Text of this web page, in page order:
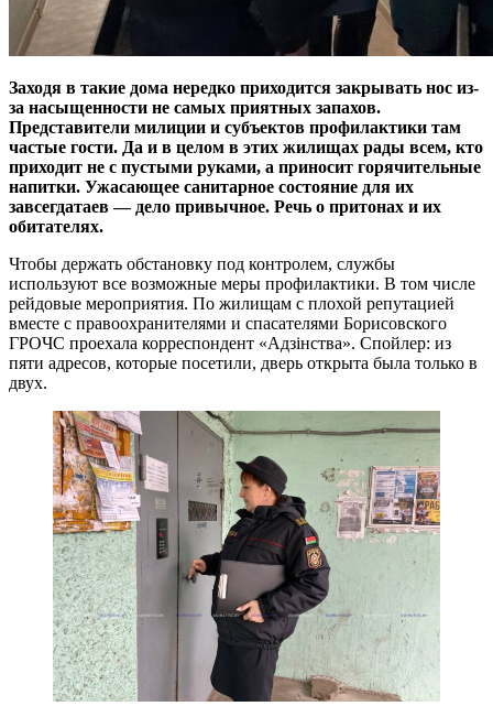
Заходя в такие дома нередко приходится закрывать нос из-
за насыщенности не самых приятных запахов.
Представители милиции и субъектов профилактики там
частые гости. Да и в целом в этих жилищах рады всем, кто
приходит не с пустыми руками, а приносит горячительные
напитки. Ужасающее санитарное состояние для их
завсегдатаев — дело привычное. Речь о притонах и их
обитателях.
Чтобы держать обстановку под контролем, службы
используют все возможные меры профилактики. В том числе
рейдовые мероприятия. По жилищам с плохой репутацией
вместе с правоохранителями и спасателями Борисовского
ГРОЧС проехала корреспондент «Адзiнства». Спойлер: из
пяти адресов, которые посетили, дверь открыта была только в
двух.